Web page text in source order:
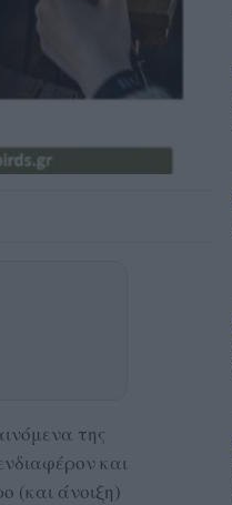
της
και
(και άνοιξη)